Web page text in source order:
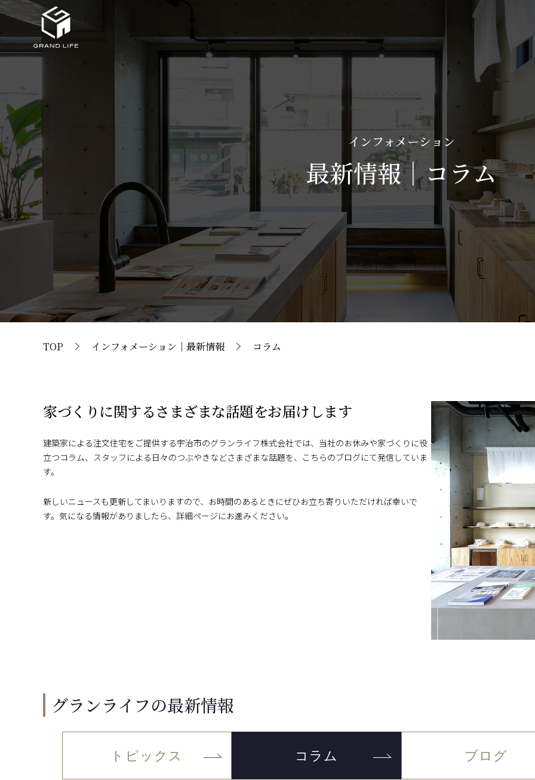
インフォメーション
最新情報｜コラム
TOP インフォメーション｜最新情報 コラム
家づくりに関するさまざまな話題をお届けします
建築家による注文住宅をご提供する宇治市のグランライフ株式会社では、当社のお休みや家づくりに役
立つコラム、スタッフによる日々のつぶやきなどさまざまな話題を、こちらのブログにて発信していま
す。
新しいニュースも更新してまいりますので、お時間のあるときにぜひお立ち寄りいただければ幸いで
す。気になる情報がありましたら、詳細ページにお進みください。
グランライフの最新情報
トピックス コラム ブログ